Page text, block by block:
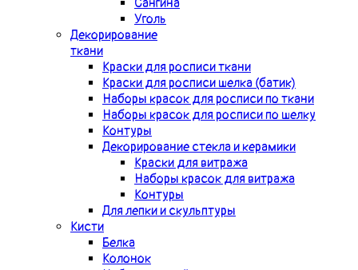
Сангина
Уголь
Декорирование
ткани
Краски для росписи ткани
Краски для росписи шелка (батик)
Наборы красок для росписи по ткани
Наборы красок для росписи по шелку
Контуры
Декорирование стекла и керамики
Краски для витража
Наборы красок для витража
Контуры
Для лепки и скульптуры
Кисти
Белка
Колонок